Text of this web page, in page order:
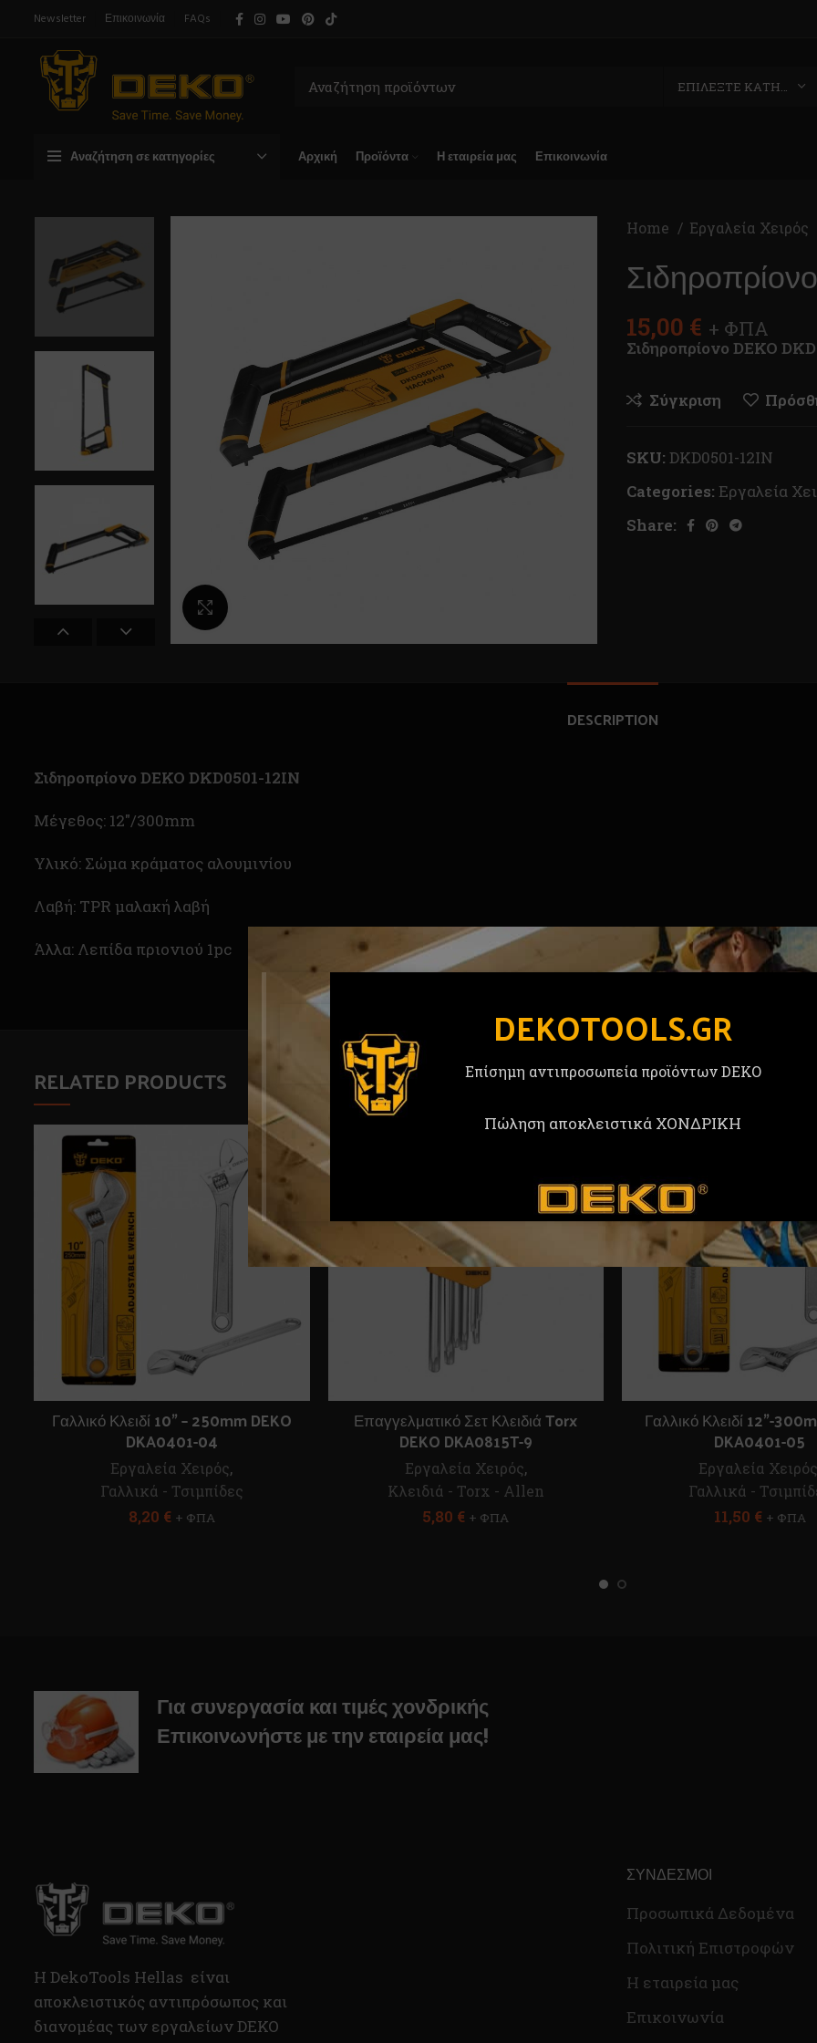
DEKOTOOLS.GR
Επίσημη αντιπροσωπεία προϊόντων DEKO
Πώληση αποκλειστικά ΧΟΝΔΡΙΚΗ
Newsletter Επικοινωνία FAQs
Αναζήτηση σε κατηγορίες Αρχική Προϊόντα Η εταιρεία μας Επικοινωνία
Κλικ για μεγέθυνση
Home Εργαλεία Χειρός
15,00 € + ΦΠΑ
Σιδηροπρίονο DEKO
Σύγκριση
SKU: DKD0501-12IN
Categories: Εργαλεία
Share:
DESCRIPTION
Σιδηροπρίονο DEKO DKD0501-12IN
Μέγεθος: 12″/300mm
Υλικό: Σώμα κράματος αλουμινίου
Λαβή: TPR μαλακή λαβή
Άλλα: Λεπίδα πριονιού 1pc
RELATED PRODUCTS
Γαλλικό Κλειδί 10” – 250mm DEKO
DKA0401-04
Εργαλεία Χειρός,
Γαλλικά - Τσιμπίδες
8,20 € + ΦΠΑ
Επαγγελματικό Σετ Κλειδιά Torx
DEKO DKA0815T-9
Εργαλεία Χειρός,
Κλειδιά - Torx - Allen
5,80 € + ΦΠΑ
Γαλλικό Κλειδί 12”-
DKA0401-05
Εργαλεία Χειρός
Γαλλικά -
11,50 € + ΦΠΑ
Για συνεργασία και τιμές χονδρικής
Επικοινωνήστε με την εταιρεία μας!
H DekoTools Hellas είναι
αποκλειστικός αντιπρόσωπος και
διανομέας των εργαλείων DEKO
ΣΎΝΔΕΣΜΟΙ
Προσωπικά Δεδομένα
Πολιτική Επιστροφών
Η εταιρεία μας
Επικοινωνία